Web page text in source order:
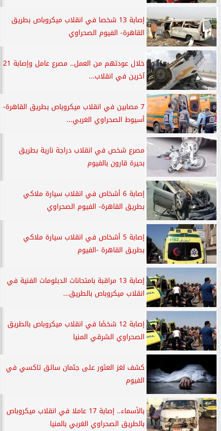
إصابة 13 شخصا في انقلاب ميكروباص بطريق
القاهرة- الفيوم الصحراوي
خلال عودتهم من العمل.. مصرع عامل وإصابة 21
آخرين في انقلاب...
7 مصابين في انقلاب ميكروباص بطريق القاهرة-
أسيوط الصحراوي الغربي...
مصرع شخص في انقلاب دراجة نارية بطريق
بحيرة قارون بالفيوم
إصابة 6 أشخاص في انقلاب سيارة ملاكي
بطريق القاهرة- الفيوم الصحراوي
إصابة 5 أشخاص في انقلاب سيارة ملاكي
بطريق القاهرة -الفيوم
إصابة 13 مراقبة بامتحانات الدبلومات الفنية في
انقلاب ميكروباص بالطريق...
إصابة 12 شخصًا في انقلاب ميكروباص بالطريق
الصحراوي الشرقي المنيا
كشف لغز العثور على جثمان سائق تاكسي في
الفيوم
بالأسماء.. إصابة 17 عاملا في انقلاب ميكروباص
بالطريق الصحراوي الغربي بالمنيا